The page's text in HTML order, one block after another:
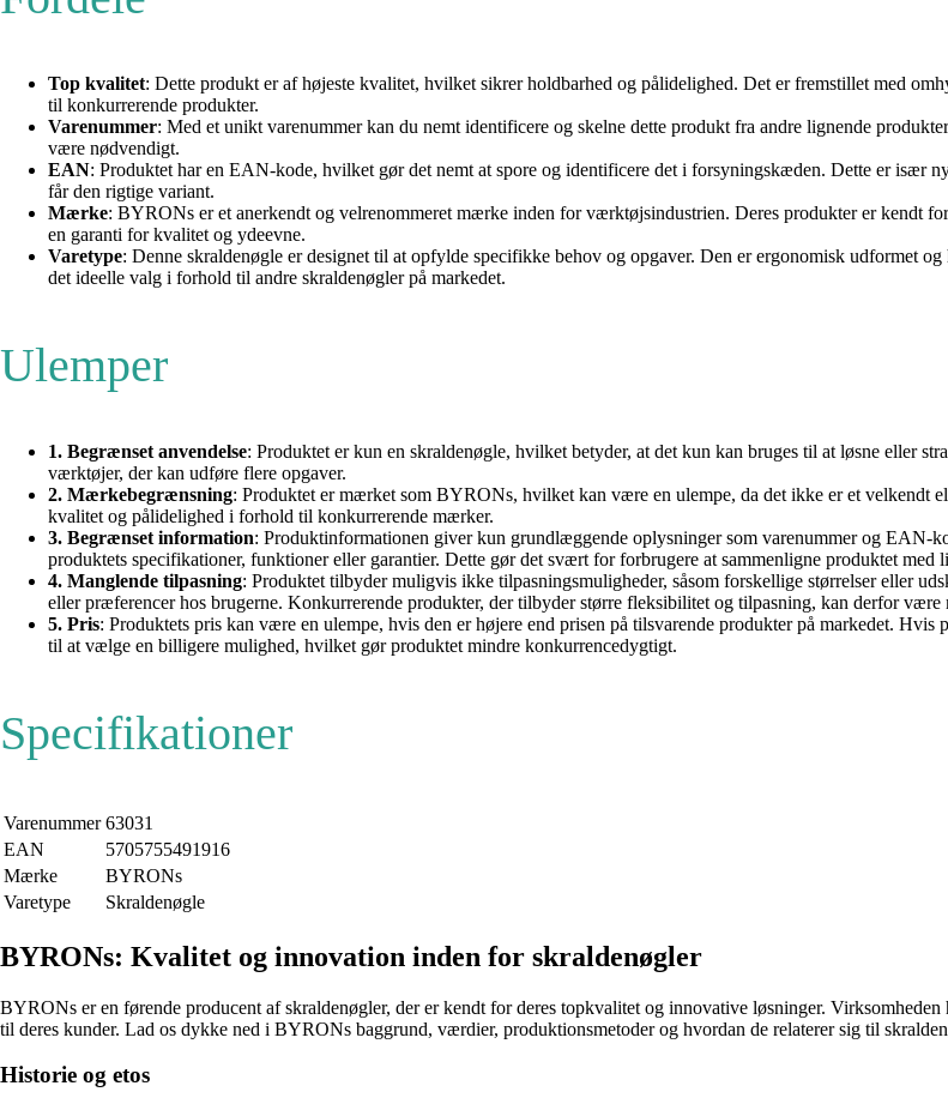
Top kvalitet: Dette produkt er af højeste kvalitet, hvilket sikrer holdbarhed og pålidelighed. Det er fremstillet med
til konkurrerende produkter.
Varenummer: Med et unikt varenummer kan du nemt identificere og skelne dette produkt fra andre lignende
være nødvendigt.
EAN: Produktet har en EAN-kode, hvilket gør det nemt at spore og identificere det i forsyningskæden. Dette er især
får den rigtige variant.
Mærke: BYRONs er et anerkendt og velrenommeret mærke inden for værktøjsindustrien. Deres produkter er kendt
en garanti for kvalitet og ydeevne.
Varetype: Denne skraldenøgle er designet til at opfylde specifikke behov og opgaver. Den er ergonomisk udformet
det ideelle valg i forhold til andre skraldenøgler på markedet.
Ulemper
1. Begrænset anvendelse: Produktet er kun en skraldenøgle, hvilket betyder, at det kun kan bruges til at løsne eller
værktøjer, der kan udføre flere opgaver.
2. Mærkebegrænsning: Produktet er mærket som BYRONs, hvilket kan være en ulempe, da det ikke er et
kvalitet og pålidelighed i forhold til konkurrerende mærker.
3. Begrænset information: Produktinformationen giver kun grundlæggende oplysninger som varenummer og
produktets specifikationer, funktioner eller garantier. Dette gør det svært for forbrugere at sammenligne produktet med
4. Manglende tilpasning: Produktet tilbyder muligvis ikke tilpasningsmuligheder, såsom forskellige størrelser eller
eller præferencer hos brugerne. Konkurrerende produkter, der tilbyder større fleksibilitet og tilpasning, kan derfor være
5. Pris: Produktets pris kan være en ulempe, hvis den er højere end prisen på tilsvarende produkter på markedet.
til at vælge en billigere mulighed, hvilket gør produktet mindre konkurrencedygtigt.
Specifikationer
Varenummer 63031
EAN
5705755491916
Mærke
BYRONs
Varetype
Skraldenøgle
BYRONs: Kvalitet og innovation inden for skraldenøgler
BYRONs er en førende producent af skraldenøgler, der er kendt for deres topkvalitet og innovative løsninger.
til deres kunder. Lad os dykke ned i BYRONs baggrund, værdier, produktionsmetoder og hvordan de relaterer sig til
Historie og etos